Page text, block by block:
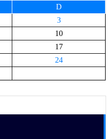
D
3
10
17
24